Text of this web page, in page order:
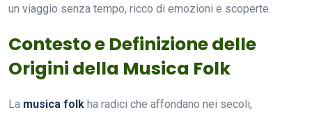
un viaggio senza tempo, ricco di emozioni e scoperte.
Contesto e Definizione delle
Origini della Musica Folk
La musica folk ha radici che affondano nei secoli,